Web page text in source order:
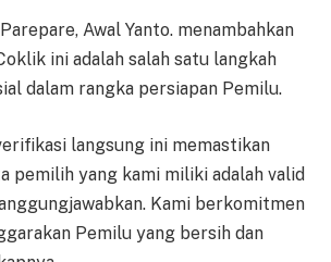
Awal Yanto. menambahkan
ini adalah salah satu langkah
dalam rangka persiapan Pemilu.
langsung ini memastikan
pemilih yang kami miliki adalah valid
Kami berkomitmen
Pemilu yang bersih dan